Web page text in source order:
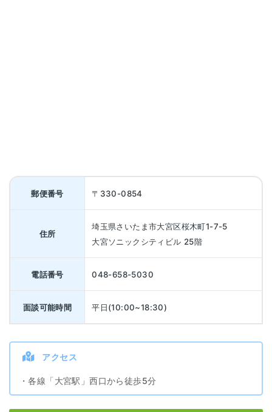
郵便番号 〒330-0854
住所
埼玉県さいたま市大宮区桜木町1-7-5
大宮ソニックシティビル 25階
電話番号 048-658-5030
面談可能時間 平日(10:00~18:30)
アクセス
・各線「大宮駅」西口から徒歩5分